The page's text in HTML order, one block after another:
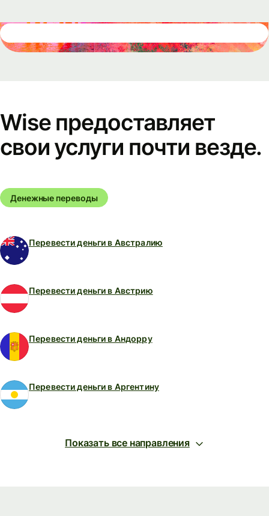
Wise предоставляет
свои услуги почти везде.
Денежные переводы
Перевести деньги в Австралию
Перевести деньги в Австрию
Перевести деньги в Андорру
Перевести деньги в Аргентину
Показать все направления